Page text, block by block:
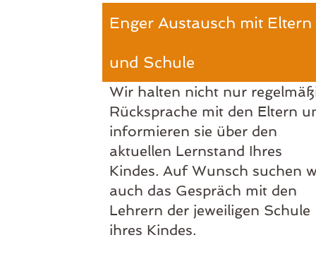
Enger Austausch mit Eltern
und Schule
Wir halten nicht nur
Rücksprache mit den Eltern
informieren sie über den
aktuellen Lernstand Ihres
Kindes. Auf Wunsch suchen
auch das Gespräch mit den
Lehrern der jeweiligen Schule
ihres Kindes.